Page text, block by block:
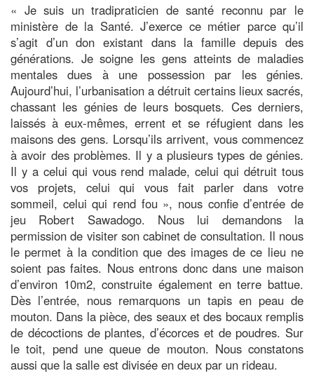
« Je suis un tradipraticien de santé reconnu par le
ministère de la Santé. J’exerce ce métier parce qu’il
s’agit d’un don existant dans la famille depuis des
générations. Je soigne les gens atteints de maladies
mentales dues à une possession par les génies.
Aujourd’hui, l’urbanisation a détruit certains lieux sacrés,
chassant les génies de leurs bosquets. Ces derniers,
laissés à eux-mêmes, errent et se réfugient dans les
maisons des gens. Lorsqu’ils arrivent, vous commencez
à avoir des problèmes. Il y a plusieurs types de génies.
Il y a celui qui vous rend malade, celui qui détruit tous
vos projets, celui qui vous fait parler dans votre
sommeil, celui qui rend fou », nous confie d’entrée de
jeu Robert Sawadogo. Nous lui demandons la
permission de visiter son cabinet de consultation. Il nous
le permet à la condition que des images de ce lieu ne
soient pas faites. Nous entrons donc dans une maison
d’environ 10m2, construite également en terre battue.
Dès l’entrée, nous remarquons un tapis en peau de
mouton. Dans la pièce, des seaux et des bocaux remplis
de décoctions de plantes, d’écorces et de poudres. Sur
le toit, pend une queue de mouton. Nous constatons
aussi que la salle est divisée en deux par un rideau.